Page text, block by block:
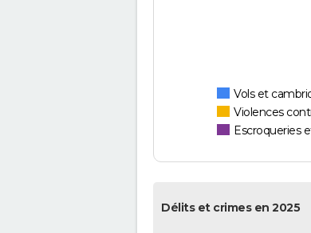
Vols et
Violences
Escroqueries
Délits et crimes en 2025